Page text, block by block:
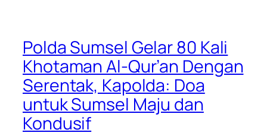
Polda Sumsel Gelar 80 Kali
Khotaman Al-Qur’an Dengan
Serentak, Kapolda: Doa
untuk Sumsel Maju dan
Kondusif